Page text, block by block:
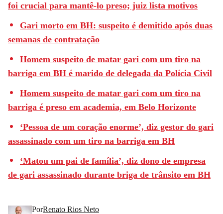
foi crucial para mantê-lo preso; juiz lista motivos
Gari morto em BH: suspeito é demitido após duas
semanas de contratação
Homem suspeito de matar gari com um tiro na
barriga em BH é marido de delegada da Polícia Civil
Homem suspeito de matar gari com um tiro na
barriga é preso em academia, em Belo Horizonte
‘Pessoa de um coração enorme’, diz gestor do gari
assassinado com um tiro na barriga em BH
‘Matou um pai de família’, diz dono de empresa
de gari assassinado durante briga de trânsito em BH
PorRenato Rios Neto